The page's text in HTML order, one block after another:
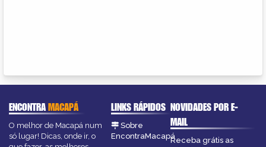
ENCONTRAMACAPÁ
O melhor de Macapá num
só lugar! Dicas, onde ir, o
LINKS RÁPIDOS
Sobre
EncontraMacapá
NOVIDADES POR E-
MAIL
Receba grátis as